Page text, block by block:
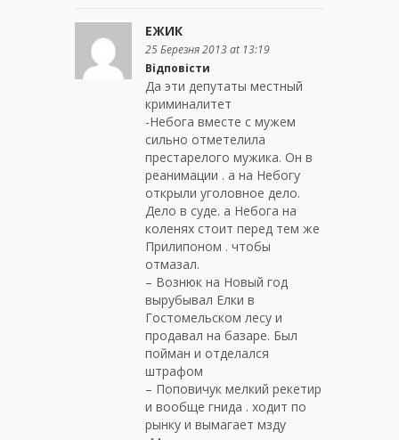
ЕЖИК
25 Березня 2013 at 13:19
Відповісти
Да эти депутаты местный
криминалитет
-Небога вместе с мужем
сильно отметелила
престарелого мужика. Он в
реанимации . а на Небогу
открыли уголовное дело.
Дело в суде. а Небога на
коленях стоит перед тем же
Прилипоном . чтобы
отмазал.
– Вознюк на Новый год
вырубывал Елки в
Гостомельском лесу и
продавал на базаре. Был
пойман и отделался
штрафом
– Поповичук мелкий рекетир
и вообще гнида . ходит по
рынку и вымагает мзду